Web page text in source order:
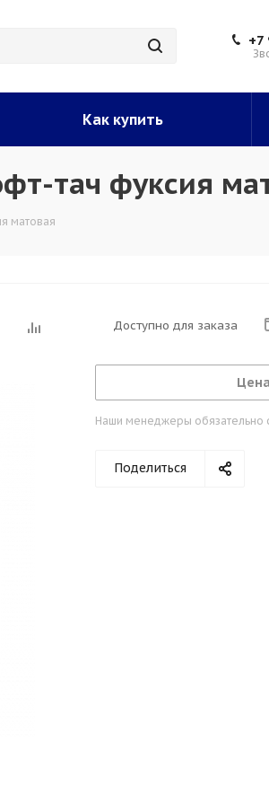
+7
Как купить
тач фуксия
матовая
Доступно для заказа
Наши менеджеры обязательно
Поделиться